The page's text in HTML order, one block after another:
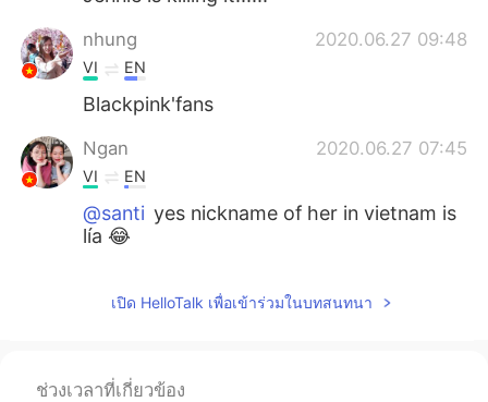
nhung 2020.06.27 09:48
VI EN
Blackpink'fans
Ngan 2020.06.27 07:45
VI EN
@santi yes nickname of her in vietnam is
lía 😂
TH
santi
เปิด HelloTalk เพื่อเข้าร่วมในบทสนทนา
ช่วงเวลาที่เกี่ยวข้อง